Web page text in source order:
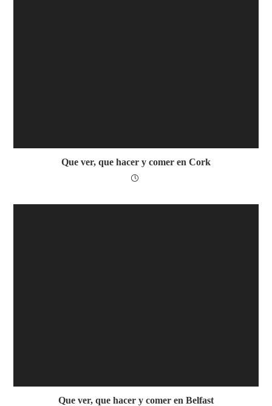
Que ver, que hacer y comer en Cork
Que ver, que hacer y comer en Belfast